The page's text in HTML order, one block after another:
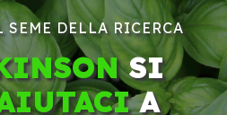
SEME DELLA RICERCA
SI
A